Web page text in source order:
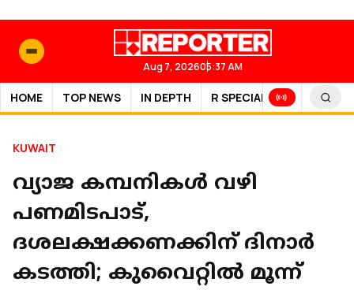
Aug 7, 202605:37 AM
HOME TOP NEWS IN DEPTH R SPECIAL SPORTS
KUWAIT
വ്യാജ കമ്പനികൾ വഴി
പണമിടപാട്,
ദശലക്ഷക്കണക്കിന് ദിനാർ
കടത്തി; കുവൈറ്റിൽ മൂന്ന്